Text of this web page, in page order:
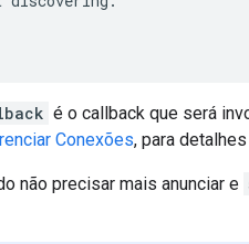
é o callback que será
Conexões, para
não precisar mais anunciar e